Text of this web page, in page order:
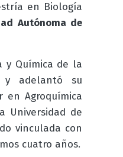
en Biología
Autónoma de
y Química de la
y adelantó su
en Agroquímica
Universidad de
vinculada con
cuatro años.